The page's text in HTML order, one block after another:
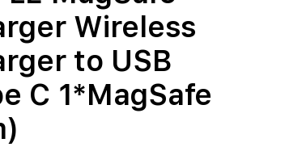
Wireless
to USB
C 1*MagSafe